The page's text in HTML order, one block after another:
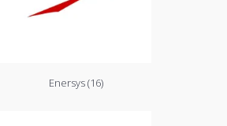
Enersys (16)